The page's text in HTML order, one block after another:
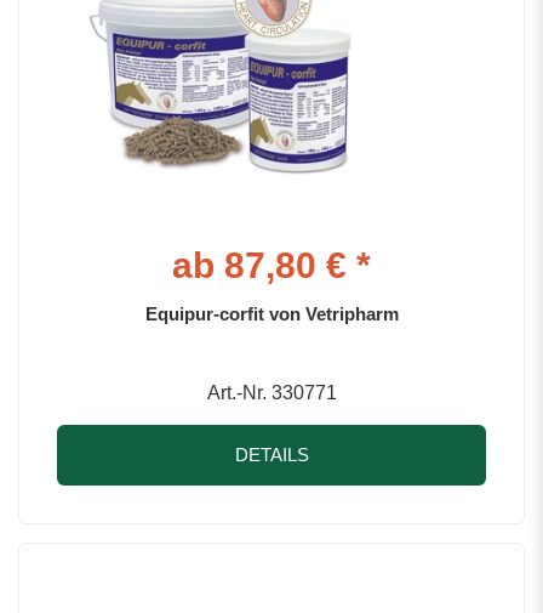
ab 87,80 € *
Equipur-corfit von Vetripharm
Art.-Nr. 330771
DETAILS